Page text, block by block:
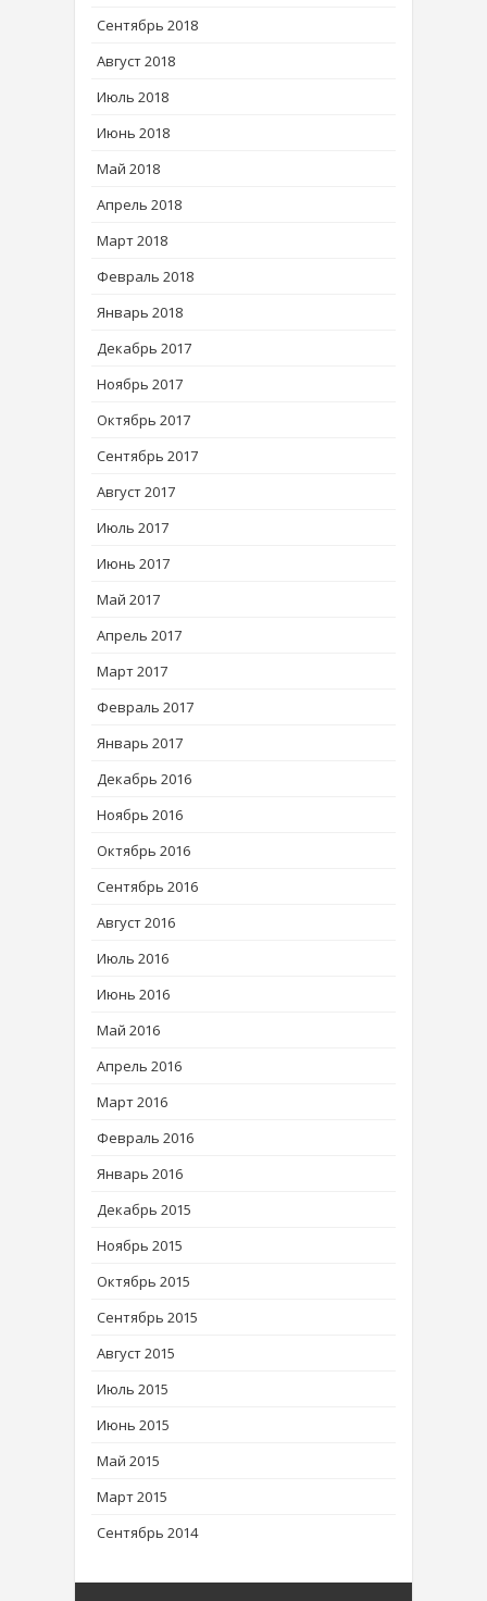
Сентябрь 2018
Август 2018
Июль 2018
Июнь 2018
Май 2018
Апрель 2018
Март 2018
Февраль 2018
Январь 2018
Декабрь 2017
Ноябрь 2017
Октябрь 2017
Сентябрь 2017
Август 2017
Июль 2017
Июнь 2017
Май 2017
Апрель 2017
Март 2017
Февраль 2017
Январь 2017
Декабрь 2016
Ноябрь 2016
Октябрь 2016
Сентябрь 2016
Август 2016
Июль 2016
Июнь 2016
Май 2016
Апрель 2016
Март 2016
Февраль 2016
Январь 2016
Декабрь 2015
Ноябрь 2015
Октябрь 2015
Сентябрь 2015
Август 2015
Июль 2015
Июнь 2015
Май 2015
Март 2015
Сентябрь 2014